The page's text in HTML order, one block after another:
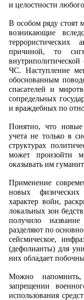
и целостности
В особом ряду стоят
возникающие
причиной, то
ЧС. Наступление
обоснованным
спасателей и
сопредельных
и враждебных по
Понятно, что новые
учета не только в
структурах
может произойти
оказывать им
Применение
новых
характер войн,
локальных зон
получило
разделяют по
сейсмическое,
(дефолианты) для
них обладает
Можно
запрещении
использования